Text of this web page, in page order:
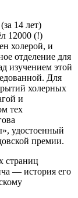
14 лет)
12000 (!)
холерой, и
отделение для
изучением этой
Для
холерных
и
тех
удостоенный
премии.
страниц
— история его